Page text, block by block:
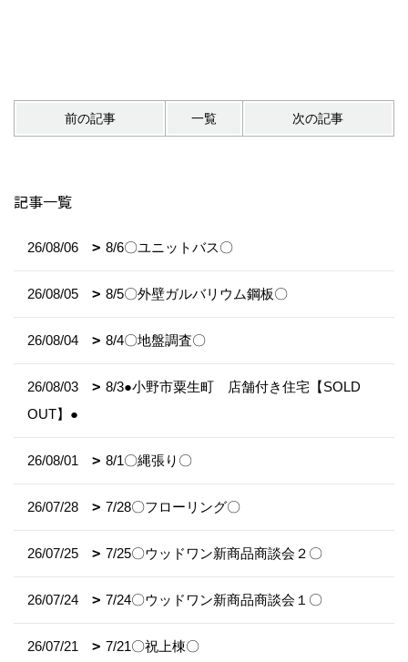
前の記事 一覧 次の記事
記事一覧
26/08/06 8/6〇ユニットバス〇
26/08/05 8/5〇外壁ガルバリウム鋼板〇
26/08/04 8/4〇地盤調査〇
26/08/03
8/3●小野市粟生町 店舗付き住宅【SOLD
OUT】●
26/08/01 8/1〇縄張り〇
26/07/28 7/28〇フローリング〇
26/07/25 7/25〇ウッドワン新商品商談会２〇
26/07/24 7/24〇ウッドワン新商品商談会１〇
26/07/21 7/21〇祝上棟〇